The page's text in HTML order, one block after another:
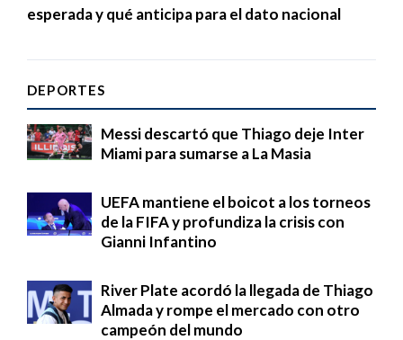
esperada y qué anticipa para el dato nacional
DEPORTES
Messi descartó que Thiago deje Inter
Miami para sumarse a La Masia
UEFA mantiene el boicot a los torneos
de la FIFA y profundiza la crisis con
Gianni Infantino
River Plate acordó la llegada de Thiago
Almada y rompe el mercado con otro
campeón del mundo